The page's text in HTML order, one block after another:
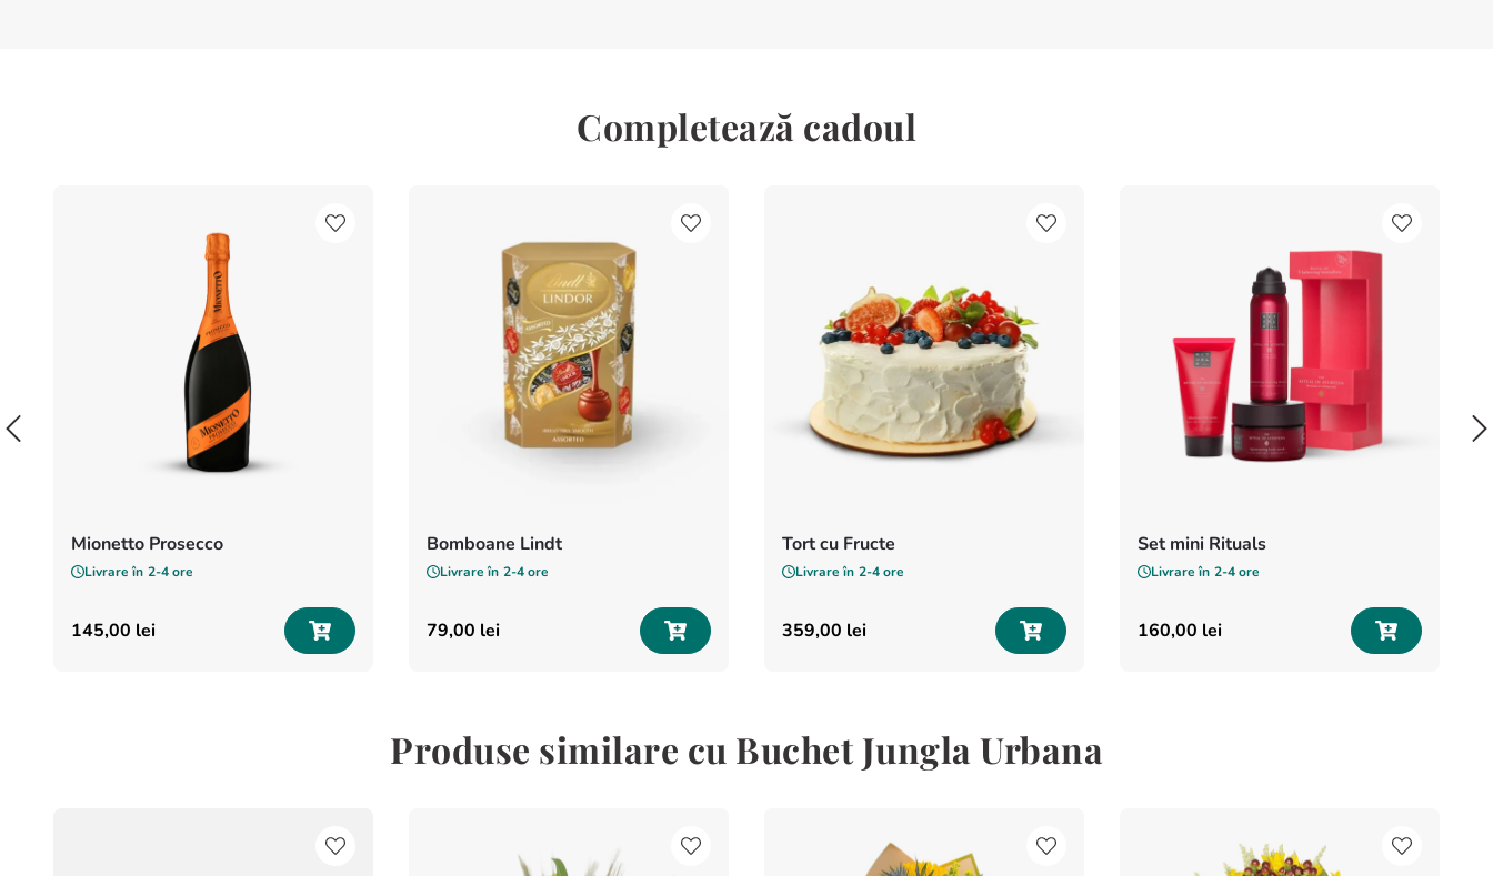
Completează cadoul
Mionetto Prosecco
Livrare în 2-4 ore
145,00 lei
Bomboane Lindt
Livrare în 2-4 ore
79,00 lei
Tort cu Fructe
Livrare în 2-4 ore
359,00 lei
Set mini Rituals
Livrare în 2-4 ore
160,00 lei
Produse similare cu Buchet Jungla Urbana